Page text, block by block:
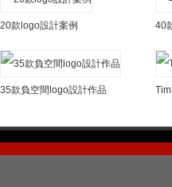
20款logo設計案例 40
35款負空間logo設計作品